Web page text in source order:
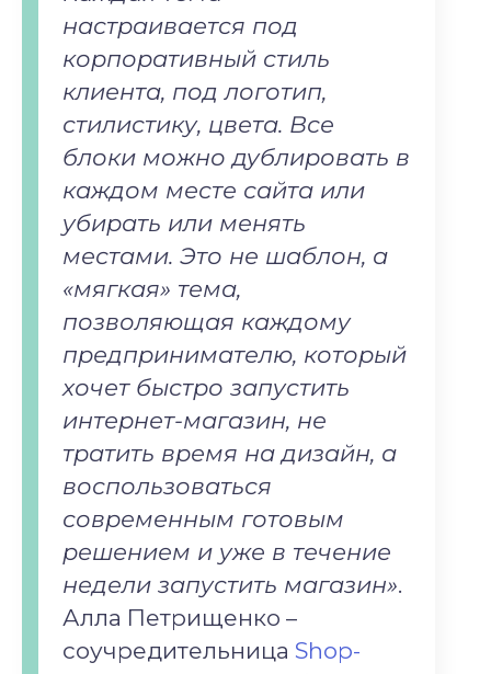
настраивается под
корпоративный стиль
клиента, под логотип,
стилистику, цвета. Все
блоки можно дублировать в
каждом месте сайта или
убирать или менять
местами. Это не шаблон, а
«мягкая» тема,
позволяющая каждому
предпринимателю, который
хочет быстро запустить
интернет-магазин, не
тратить время на дизайн, а
воспользоваться
современным готовым
решением и уже в течение
недели запустить магазин».
Алла Петрищенко –
соучредительница Shop-